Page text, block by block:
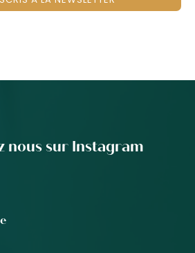
nous sur Instagram